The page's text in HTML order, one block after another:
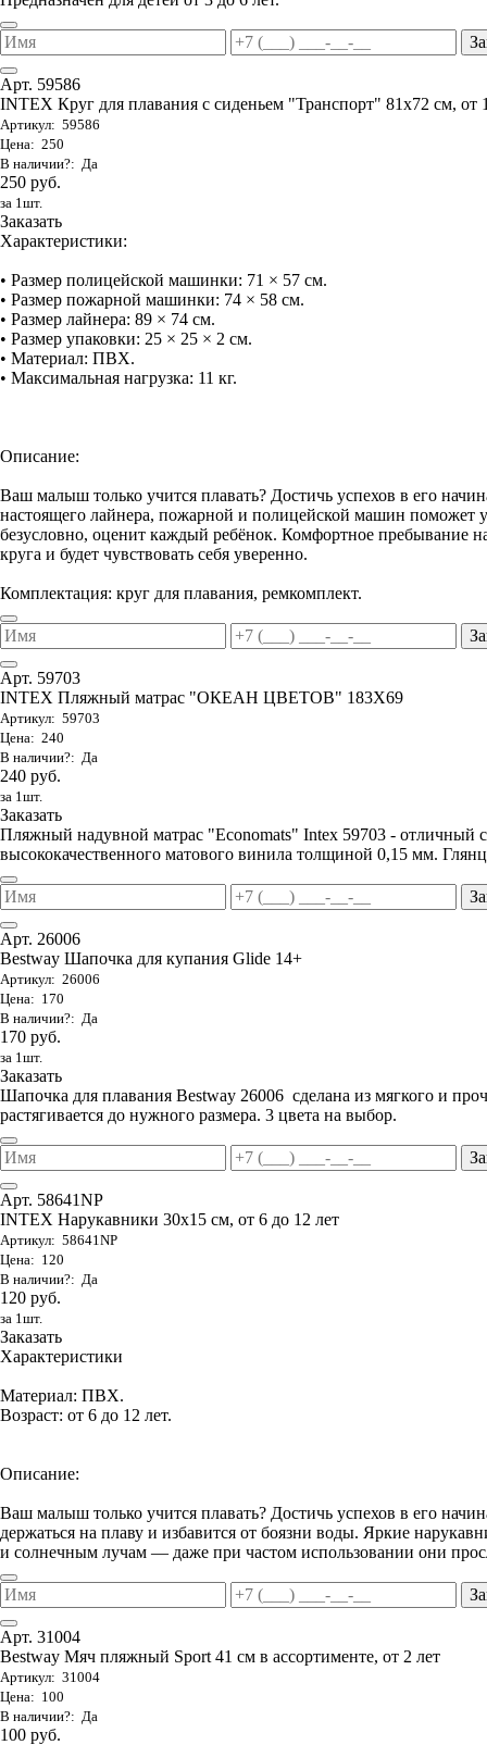
Арт. 59586
INTEX Круг для плавания с сиденьем "Транспорт" 81х72 см,
Артикул: 59586
Цена: 250
В наличии?: Да
250 руб.
за 1шт.
Заказать
Характеристики:
• Размер полицейской машинки: 71 × 57 см.
• Размер пожарной машинки: 74 × 58 см.
• Размер лайнера: 89 × 74 см.
• Размер упаковки: 25 × 25 × 2 см.
• Материал: ПВХ.
• Максимальная нагрузка: 11 кг.
Описание:
Ваш малыш только учится плавать? Достичь успехов в его
настоящего лайнера, пожарной и полицейской машин поможет
безусловно, оценит каждый ребёнок. Комфортное пребывание
круга и будет чувствовать себя уверенно.
Комплектация: круг для плавания, ремкомплект.
Арт. 59703
INTEX Пляжный матрас "ОКЕАН ЦВЕТОВ" 183Х69
Артикул: 59703
Цена: 240
В наличии?: Да
240 руб.
за 1шт.
Заказать
Пляжный надувной матрас "Economats" Intex 59703 - отличный
высококачественного матового винила толщиной 0,15 мм.
Арт. 26006
Bestway Шапочка для купания Glide 14+
Артикул: 26006
Цена: 170
В наличии?: Да
170 руб.
за 1шт.
Заказать
Шапочка для плавания Bestway 26006 сделана из мягкого и
растягивается до нужного размера. 3 цвета на выбор.
Арт. 58641NP
INTEX Нарукавники 30х15 см, от 6 до 12 лет
Артикул: 58641NP
Цена: 120
В наличии?: Да
120 руб.
за 1шт.
Заказать
Характеристики
Материал: ПВХ.
Возраст: от 6 до 12 лет.
Описание:
Ваш малыш только учится плавать? Достичь успехов в его
держаться на плаву и избавится от боязни воды. Яркие
и солнечным лучам — даже при частом использовании они
Арт. 31004
Bestway Мяч пляжный Sport 41 см в ассортименте, от 2 лет
Артикул: 31004
Цена: 100
В наличии?: Да
100 руб.